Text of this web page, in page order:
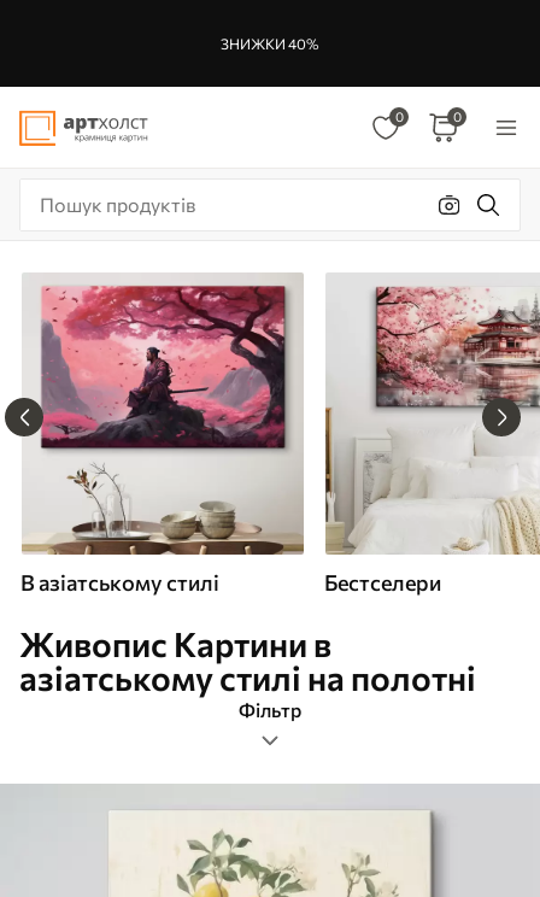
ЗНИЖКИ 40%
0 0
В азіатському стилі Бестселери
Живопис Картини в
азіатському стилі на полотні
Фільтр
живопис
Формат зображення
Картини В азіатському стилі